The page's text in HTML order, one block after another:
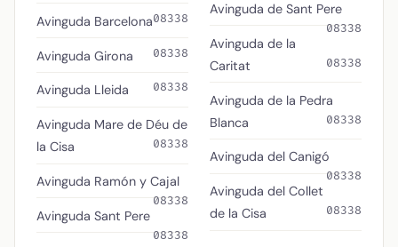
Avinguda Barcelona08338
Avinguda Girona 08338
Avinguda Lleida 08338
Avinguda Mare de Déu de
la Cisa
08338
Avinguda Ramón y Cajal
08338
Avinguda Sant Pere
08338
Avinguda de Sant Pere
08338
Avinguda de la
Caritat
08338
Avinguda de la Pedra
Blanca
08338
Avinguda del Canigó
08338
Avinguda del Collet
de la Cisa
08338